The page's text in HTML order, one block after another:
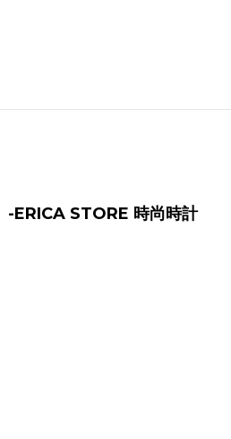
-ERICA STORE 時尚時計